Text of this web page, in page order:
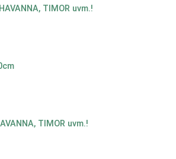
TIMOR uvm.!
TIMOR uvm.!